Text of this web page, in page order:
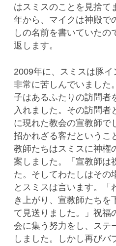
はスミスのことを見捨て
年から、マイクは神殿で
しの名前を書いていたの
返します。
2009年に、スミスは豚イ
非常に苦しんでいました
子はあるふたりの訪問者
入れました。その訪問者
に現れた教会の宣教師で
招かれざる客だというこ
教師たちはスミスに神権
案しました。「宣教師は
た。そしてわたしはその
とスミスは言います。「
き上がり、宣教師たちを
て見送りました。」祝福
会に集う努力をし、ステ
しました。しかし再びバ